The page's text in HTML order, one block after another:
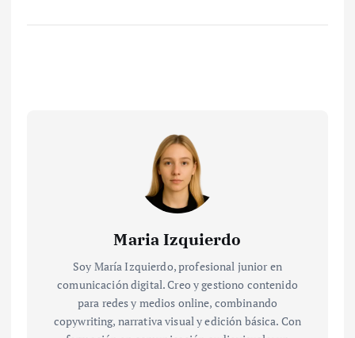
Maria Izquierdo
Soy María Izquierdo, profesional junior en
comunicación digital. Creo y gestiono contenido
para redes y medios online, combinando
copywriting, narrativa visual y edición básica. Con